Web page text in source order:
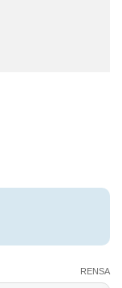
RENSA